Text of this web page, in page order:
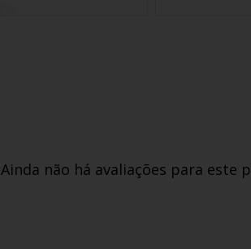
Ainda não há avaliações para este